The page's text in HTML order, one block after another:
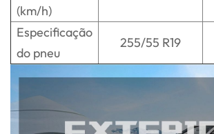
(km/h)
Especificação
do pneu
255/55 R19